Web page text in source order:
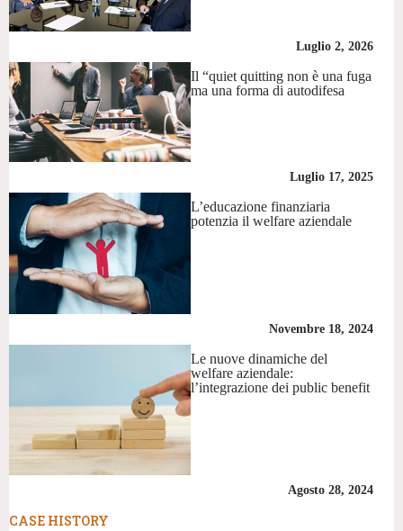
Luglio 2, 2026
Il “quiet quitting non è una fuga
ma una forma di autodifesa
Luglio 17, 2025
L’educazione finanziaria
potenzia il welfare aziendale
Novembre 18, 2024
Le nuove dinamiche del
welfare aziendale:
l’integrazione dei public benefit
Agosto 28, 2024
CASE HISTORY